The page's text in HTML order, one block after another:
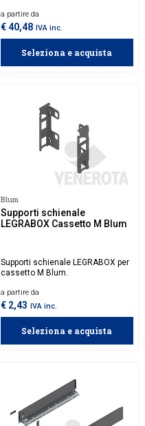
a partire da
€ 40,48 IVA inc.
Seleziona e acquista
Blum
Supporti schienale
LEGRABOX Cassetto M Blum
Supporti schienale LEGRABOX per
cassetto M Blum.
a partire da
€ 2,43 IVA inc.
Seleziona e acquista